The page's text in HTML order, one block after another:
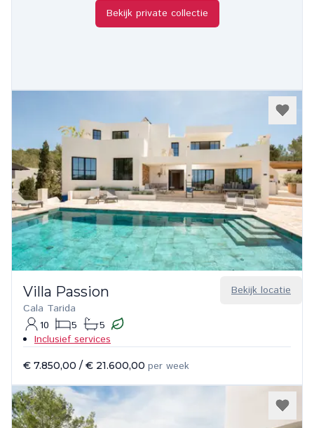
Bekijk private collectie
Bekijk locatie
Villa Passion
Cala Tarida
10
5
5
Inclusief services
€ 7.850,00 / € 21.600,00 per week